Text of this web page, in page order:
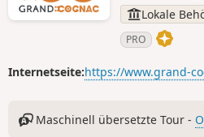
Lokale
PRO
Internetseite:https://www.grand-
Maschinell übersetzte Tour -